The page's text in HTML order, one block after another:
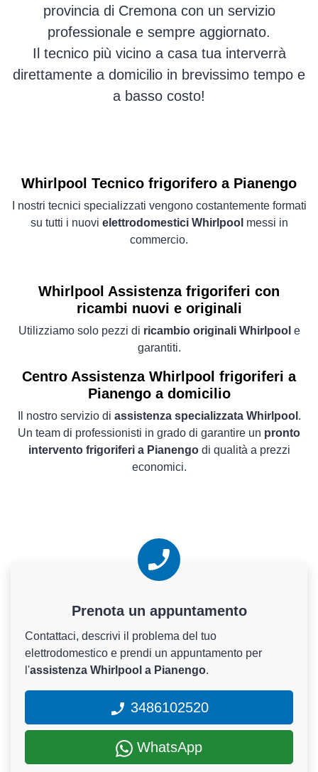
provincia di Cremona con un servizio
professionale e sempre aggiornato.
Il tecnico più vicino a casa tua interverrà
direttamente a domicilio in brevissimo tempo e
a basso costo!
Whirlpool Tecnico frigorifero a Pianengo
I nostri tecnici specializzati vengono costantemente formati
su tutti i nuovi elettrodomestici Whirlpool messi in
commercio.
Whirlpool Assistenza frigoriferi con
ricambi nuovi e originali
Utilizziamo solo pezzi di ricambio originali Whirlpool e
garantiti.
Centro Assistenza Whirlpool frigoriferi a
Pianengo a domicilio
Il nostro servizio di assistenza specializzata Whirlpool .
Un team di professionisti in grado di garantire un pronto
intervento frigoriferi a Pianengodi qualità a prezzi
economici.
Prenota un appuntamento
Contattaci, descrivi il problema del tuo
elettrodomestico e prendi un appuntamento per
l'assistenza Whirlpool a Pianengo.
3486102520
WhatsApp